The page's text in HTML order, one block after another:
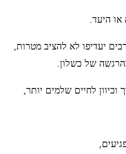
היעד.
יעדיפו לא להציב מטרות,
של כשלון.
לחיים שלמים יותר,